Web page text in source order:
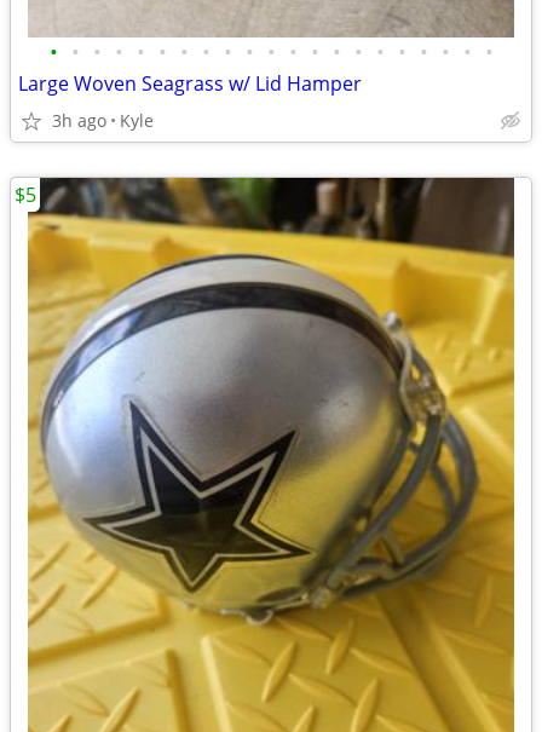
• • • • • • • • • • • • • • • • • • • • •
Large Woven Seagrass w/ Lid Hamper
3h ago Kyle
$5